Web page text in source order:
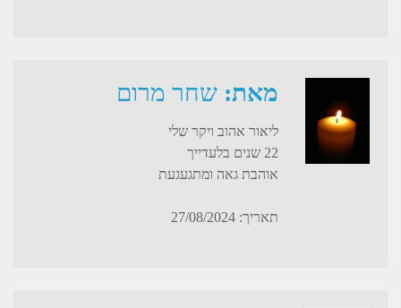
מאת: שחר מרום
ליאור אהוב ויקר שלי
22 שנים בלעדייך
אוהבת גאה ומתגעגעת
תאריך: 27/08/2024